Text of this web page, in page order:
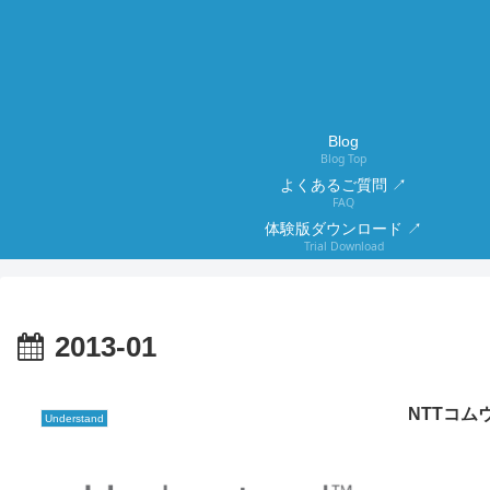
Blog
Blog Top
よくあるご質問 ↗
FAQ
体験版ダウンロード ↗
Trial Download
2013-01
Understand NTTコム